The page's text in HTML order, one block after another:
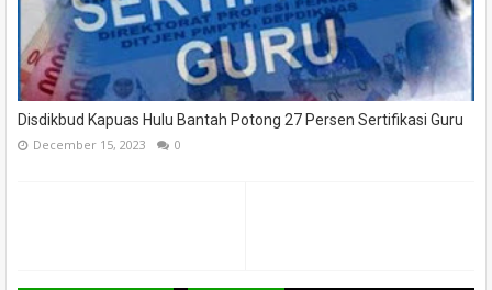
Disdikbud Kapuas Hulu Bantah Potong 27 Persen Sertifikasi Guru
December 15, 2023 0